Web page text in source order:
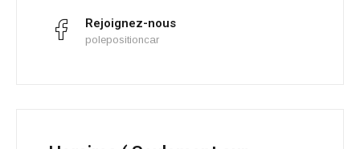
Rejoignez-nous
polepositioncar